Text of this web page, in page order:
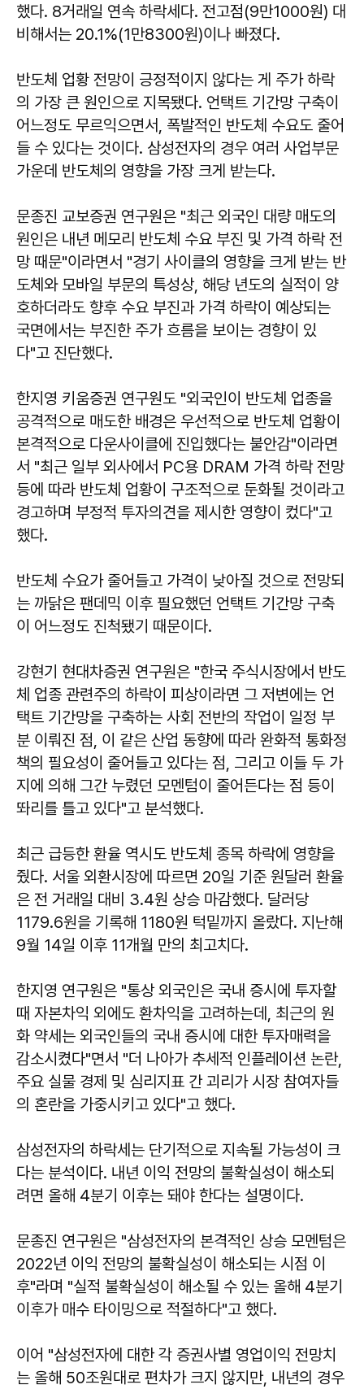
했다. 8거래일 연속 하락세다. 전고점(9만1000원) 대
비해서는 20.1%(1만8300원)이나 빠졌다.
반도체 업황 전망이 긍정적이지 않다는 게 주가 하락
의 가장 큰 원인으로 지목됐다. 언택트 기간망 구축이
어느정도 무르익으면서, 폭발적인 반도체 수요도 줄어
들 수 있다는 것이다. 삼성전자의 경우 여러 사업부문
가운데 반도체의 영향을 가장 크게 받는다.
문종진 교보증권 연구원은 "최근 외국인 대량 매도의
원인은 내년 메모리 반도체 수요 부진 및 가격 하락 전
망 때문"이라면서 "경기 사이클의 영향을 크게 받는 반
도체와 모바일 부문의 특성상, 해당 년도의 실적이 양
호하더라도 향후 수요 부진과 가격 하락이 예상되는
국면에서는 부진한 주가 흐름을 보이는 경향이 있
다"고 진단했다.
한지영 키움증권 연구원도 "외국인이 반도체 업종을
공격적으로 매도한 배경은 우선적으로 반도체 업황이
본격적으로 다운사이클에 진입했다는 불안감"이라면
서 "최근 일부 외사에서 PC용 DRAM 가격 하락 전망
등에 따라 반도체 업황이 구조적으로 둔화될 것이라고
경고하며 부정적 투자의견을 제시한 영향이 컸다"고
했다.
반도체 수요가 줄어들고 가격이 낮아질 것으로 전망되
는 까닭은 팬데믹 이후 필요했던 언택트 기간망 구축
이 어느정도 진척됐기 때문이다.
강현기 현대차증권 연구원은 "한국 주식시장에서 반도
체 업종 관련주의 하락이 피상이라면 그 저변에는 언
택트 기간망을 구축하는 사회 전반의 작업이 일정 부
분 이뤄진 점, 이 같은 산업 동향에 따라 완화적 통화정
책의 필요성이 줄어들고 있다는 점, 그리고 이들 두 가
지에 의해 그간 누렸던 모멘텀이 줄어든다는 점 등이
똬리를 틀고 있다"고 분석했다.
최근 급등한 환율 역시도 반도체 종목 하락에 영향을
줬다. 서울 외환시장에 따르면 20일 기준 원달러 환율
은 전 거래일 대비 3.4원 상승 마감했다. 달러당
1179.6원을 기록해 1180원 턱밑까지 올랐다. 지난해
9월 14일 이후 11개월 만의 최고치다.
한지영 연구원은 "통상 외국인은 국내 증시에 투자할
때 자본차익 외에도 환차익을 고려하는데, 최근의 원
화 약세는 외국인들의 국내 증시에 대한 투자매력을
감소시켰다"면서 "더 나아가 추세적 인플레이션 논란,
주요 실물 경제 및 심리지표 간 괴리가 시장 참여자들
의 혼란을 가중시키고 있다"고 했다.
삼성전자의 하락세는 단기적으로 지속될 가능성이 크
다는 분석이다. 내년 이익 전망의 불확실성이 해소되
려면 올해 4분기 이후는 돼야 한다는 설명이다.
문종진 연구원은 "삼성전자의 본격적인 상승 모멘텀은
2022년 이익 전망의 불확실성이 해소되는 시점 이
후"라며 "실적 불확실성이 해소될 수 있는 올해 4분기
이후가 매수 타이밍으로 적절하다"고 했다.
이어 "삼성전자에 대한 각 증권사별 영업이익 전망치
는 올해 50조원대로 편차가 크지 않지만, 내년의 경우